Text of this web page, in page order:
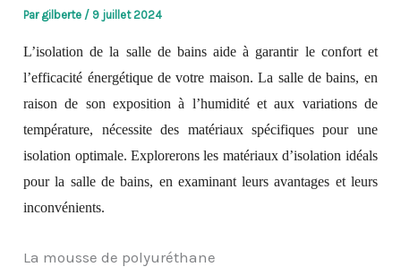
Par gilberte / 9 juillet 2024
L’isolation de la salle de bains aide à garantir le confort et
l’efficacité énergétique de votre maison. La salle de bains, en
raison de son exposition à l’humidité et aux variations de
température, nécessite des matériaux spécifiques pour une
isolation optimale. Explorerons les matériaux d’isolation idéals
pour la salle de bains, en examinant leurs avantages et leurs
inconvénients.
La mousse de polyuréthane